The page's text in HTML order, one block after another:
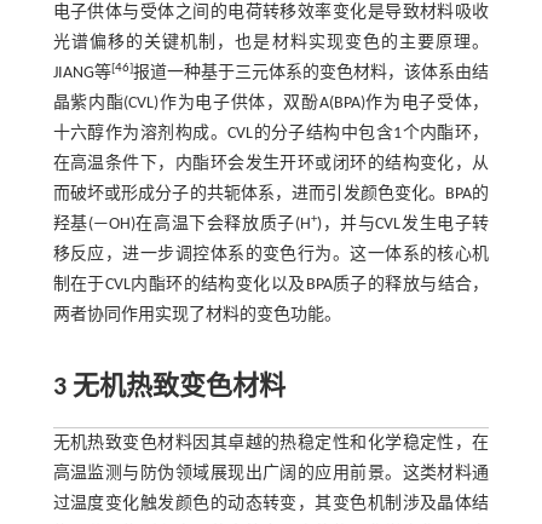
电子供体与受体之间的电荷转移效率变化是导致材料吸收
光谱偏移的关键机制，也是材料实现变色的主要原理。
JIANG等[46]报道一种基于三元体系的变色材料，该体系由结
晶紫内酯(CVL)作为电子供体，双酚A(BPA)作为电子受体，
十六醇作为溶剂构成。CVL的分子结构中包含1个内酯环，
在高温条件下，内酯环会发生开环或闭环的结构变化，从
而破坏或形成分子的共轭体系，进而引发颜色变化。BPA的
羟基(—OH)在高温下会释放质子(H+)，并与CVL发生电子转
移反应，进一步调控体系的变色行为。这一体系的核心机
制在于CVL内酯环的结构变化以及BPA质子的释放与结合，
两者协同作用实现了材料的变色功能。
3 无机热致变色材料
无机热致变色材料因其卓越的热稳定性和化学稳定性，在
高温监测与防伪领域展现出广阔的应用前景。这类材料通
过温度变化触发颜色的动态转变，其变色机制涉及晶体结